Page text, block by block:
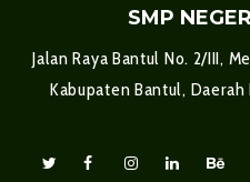
SMP
Jalan Raya Bantul No. 2/III,
Kabupaten Bantul, Daerah